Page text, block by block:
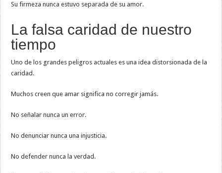
Su firmeza nunca estuvo separada de su amor.
La falsa caridad de nuestro
tiempo
Uno de los grandes peligros actuales es una idea distorsionada de la
caridad.
Muchos creen que amar significa no corregir jamás.
No señalar nunca un error.
No denunciar nunca una injusticia.
No defender nunca la verdad.